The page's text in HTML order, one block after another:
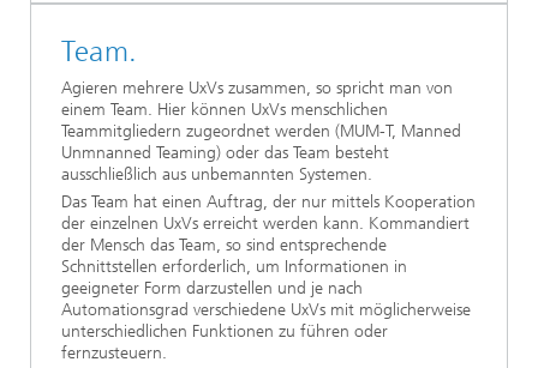
Team.
Agieren mehrere UxVs zusammen, so spricht man von
einem Team. Hier können UxVs menschlichen
Teammitgliedern zugeordnet werden (MUM-T, Manned
Unmnanned Teaming) oder das Team besteht
ausschließlich aus unbemannten Systemen.
Das Team hat einen Auftrag, der nur mittels Kooperation
der einzelnen UxVs erreicht werden kann. Kommandiert
der Mensch das Team, so sind entsprechende
Schnittstellen erforderlich, um Informationen in
geeigneter Form darzustellen und je nach
Automationsgrad verschiedene UxVs mit möglicherweise
unterschiedlichen Funktionen zu führen oder
fernzusteuern.